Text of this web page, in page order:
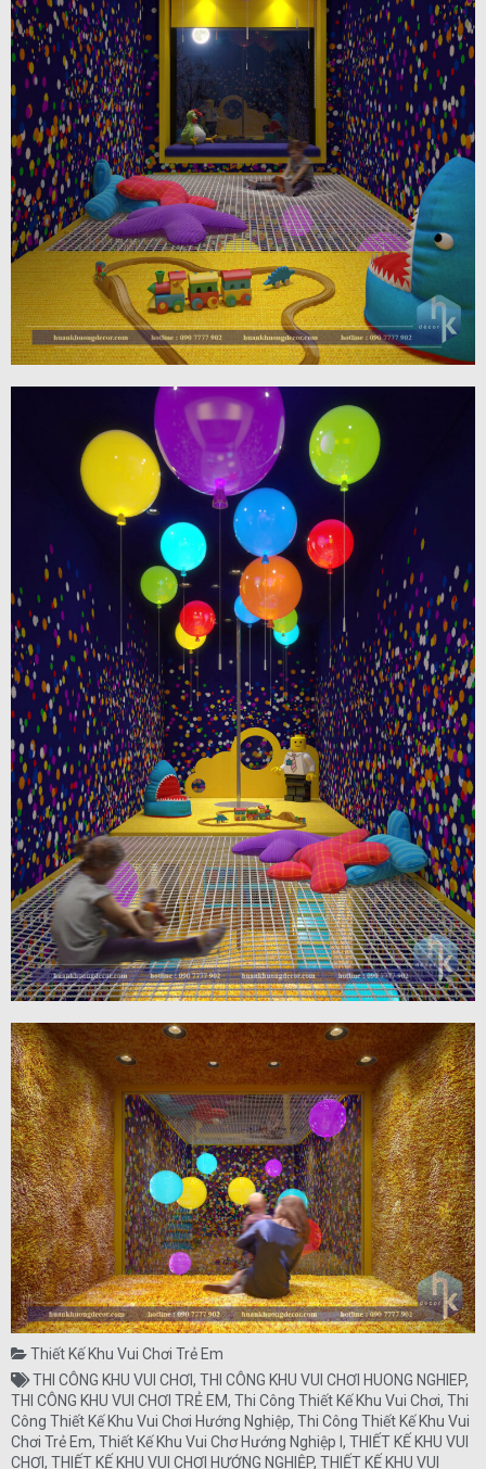
Thiết Kế Khu Vui Chơi Trẻ Em
THI CÔNG KHU VUI CHƠI, THI CÔNG KHU VUI CHƠI HUONG NGHIEP,
THI CÔNG KHU VUI CHƠI TRẺ EM, Thi Công Thiết Kế Khu Vui Chơi, Thi
Công Thiết Kế Khu Vui Chơi Hướng Nghiệp, Thi Công Thiết Kế Khu Vui
Chơi Trẻ Em, Thiết Kế Khu Vui Chơ Hướng Nghiệp I, THIẾT KẾ KHU VUI
CHƠI, THIẾT KẾ KHU VUI CHƠI HƯỚNG NGHIỆP, THIẾT KẾ KHU VUI